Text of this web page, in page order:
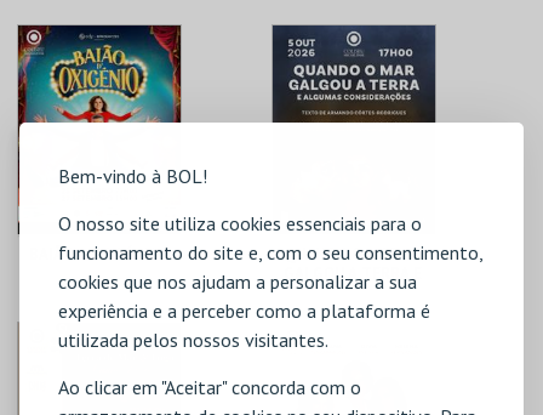
Bem-vindo à BOL!
O nosso site utiliza cookies essenciais para o
funcionamento do site e, com o seu consentimento,
cookies que nos ajudam a personalizar a sua
experiência e a perceber como a plataforma é
utilizada pelos nossos visitantes.
Ao clicar em "Aceitar" concorda com o
COLISEU
MICAELENSE
MAIS INFO
COLISEU
MICAELENSE
MAIS INFO
BAIÃO D'OXIGÉNIO
COLISEU
MICAELENSE
MAIS INFO
QUANDO O MAR
GALGOU A TERRA E
ALGUMAS
CONSIDERAÇÕES
COLISEU
MICAELENSE
MAIS INFO